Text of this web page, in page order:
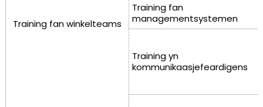
Training fan winkelteams
Training fan
managementsystemen
Training yn
kommunikaasjefeardigens